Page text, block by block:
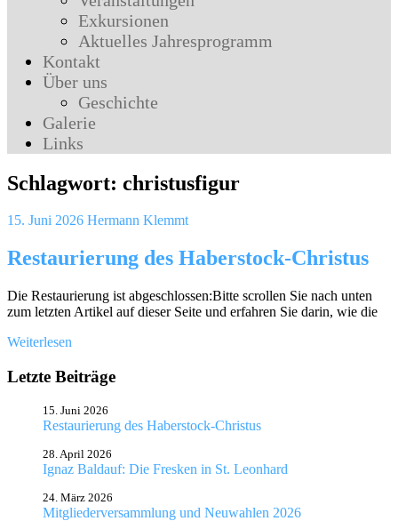
Exkursionen
Aktuelles Jahresprogramm
Kontakt
Über uns
Geschichte
Galerie
Links
Schlagwort: christusfigur
15. Juni 2026 Hermann Klemmt
Restaurierung des Haberstock-Christus
Die Restaurierung ist abgeschlossen:Bitte scrollen Sie nach unten
zum letzten Artikel auf dieser Seite und erfahren Sie darin, wie die
Weiterlesen
Letzte Beiträge
Restaurierung des Haberstock-Christus
15. Juni 2026
Ignaz Baldauf: Die Fresken in St. Leonhard
28. April 2026
Mitgliederversammlung und Neuwahlen 2026
24. März 2026